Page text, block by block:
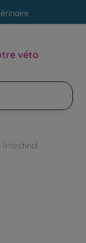
véto
Intestinal